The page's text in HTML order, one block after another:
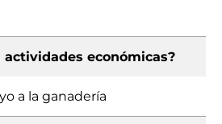
actividades económicas?
a la ganadería